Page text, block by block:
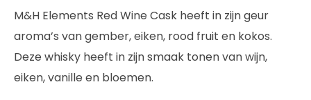
M&H Elements Red Wine Cask heeft in zijn geur
aroma’s van gember, eiken, rood fruit en kokos.
Deze whisky heeft in zijn smaak tonen van wijn,
eiken, vanille en bloemen.